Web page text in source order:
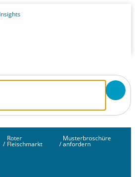
/
Roter
Fleischmarkt /
Musterbroschüre
anfordern